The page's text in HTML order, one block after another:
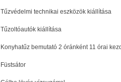
Tűzvédelmi technikai eszközök kiállítása
Tűzoltóautók kiállítása
Konyhatűz bemutató 2 óránként 11 órai
Füstsátor